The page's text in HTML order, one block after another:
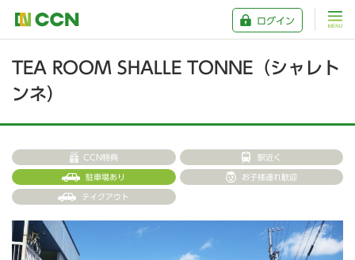
ログイン
TEA ROOM SHALLE TONNE（シャレト
ンネ）
CCN特典 駅近く
駐車場あり お子様連れ歓迎
テイクアウト